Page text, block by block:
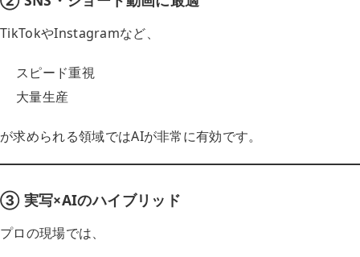
TikTokやInstagramなど、
スピード重視
大量生産
が求められる領域ではAIが非常に有効です。
③ 実写×AIのハイブリッド
プロの現場では、